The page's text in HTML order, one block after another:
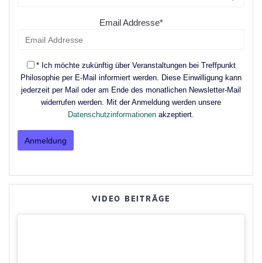
Email Addresse*
* Ich möchte zukünftig über Veranstaltungen bei Treffpunkt
Philosophie per E-Mail informiert werden. Diese Einwilligung kann
jederzeit per Mail oder am Ende des monatlichen Newsletter-Mail
widerrufen werden. Mit der Anmeldung werden unsere
Datenschutzinformationen akzeptiert.
VIDEO BEITRÄGE